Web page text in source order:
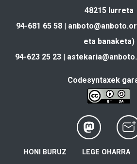
48215 Iurreta
94-681 65 58 |
eta banaketa)
94-623 25 23 |
Codesyntaxek
HONI BURUZ LEGE OHARRA